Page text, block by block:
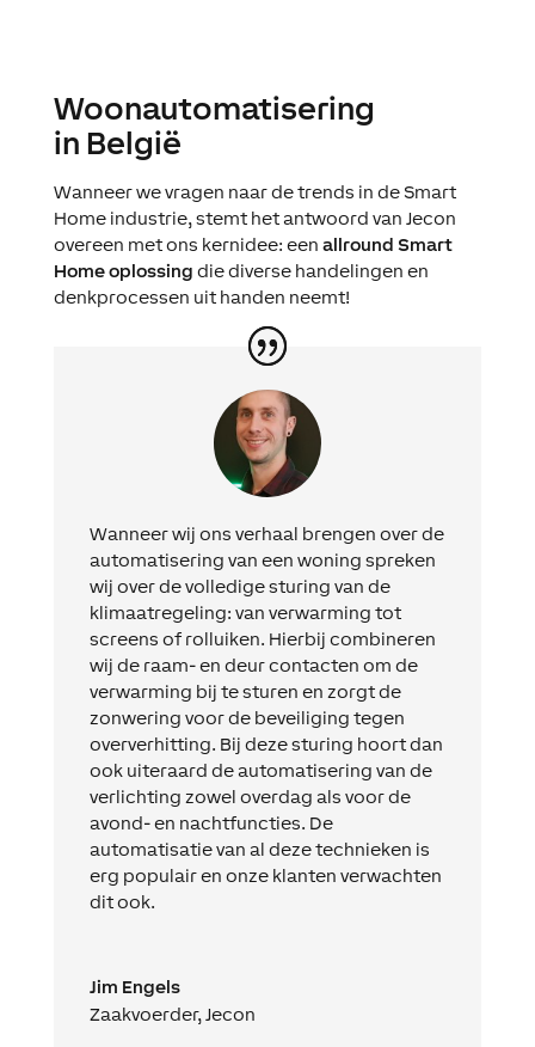
Woonautomatisering
in België
Wanneer we vragen naar de trends in de Smart
Home industrie, stemt het antwoord van Jecon
overeen met ons kernidee: een allround Smart
Home oplossing die diverse handelingen en
denkprocessen uit handen neemt!
Wanneer wij ons verhaal brengen over de
automatisering van een woning spreken
wij over de volledige sturing van de
klimaatregeling: van verwarming tot
screens of rolluiken. Hierbij combineren
wij de raam- en deur contacten om de
verwarming bij te sturen en zorgt de
zonwering voor de beveiliging tegen
oververhitting. Bij deze sturing hoort dan
ook uiteraard de automatisering van de
verlichting zowel overdag als voor de
avond- en nachtfuncties. De
automatisatie van al deze technieken is
erg populair en onze klanten verwachten
dit ook.
Jim Engels
Zaakvoerder, Jecon